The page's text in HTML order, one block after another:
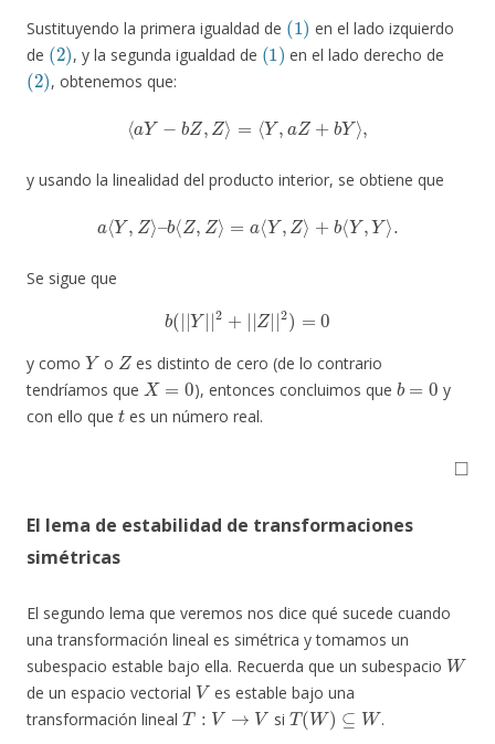
Sustituyendo la primera igualdad de
(1)
en el lado izquierdo
de
(2)
, y la segunda igualdad de
(1)
en el lado derecho de
(2)
, obtenemos que:
⟨ Y−b Z,Z ⟩= Y,a Z+b Y ⟩,
y usando la linealidad del producto interior, se obtiene que
a ⟨Y, Z⟩–b Z,Z⟩=a⟨Y, Z⟩+ b Y,Y⟩
Se sigue que
b (||Y|| 2 ||Z|| =0
y como
Y
o
Z
es distinto de cero (de lo contrario
tendríamos que
X=0
), entonces concluimos que
b
y
con ello que
t
es un número real.
◻
El lema de estabilidad de transformaciones
simétricas
El segundo lema que veremos nos dice qué sucede cuando
una transformación lineal es simétrica y tomamos un
subespacio estable bajo ella. Recuerda que un subespacio
W
de un espacio vectorial
V
es estable bajo una
transformación lineal
T:V →V
si
T(W)⊆W
.